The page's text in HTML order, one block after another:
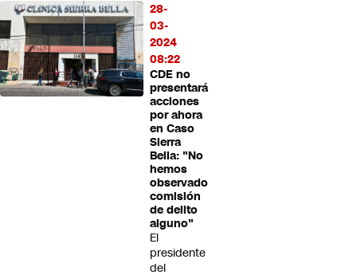
28-
03-
2024
08:22
CDE no
presentará
acciones
por ahora
en Caso
Sierra
Bella: "No
hemos
observado
comisión
de delito
alguno"
El
presidente
del